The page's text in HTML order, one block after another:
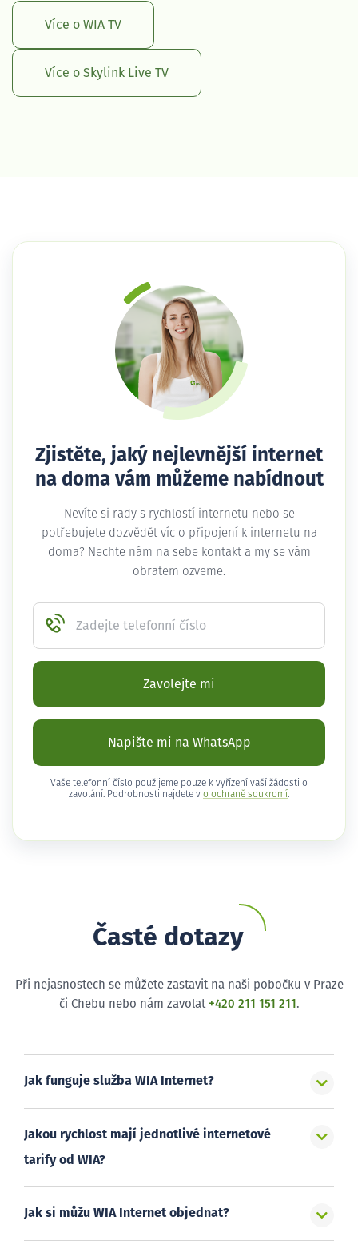
Více o WIA TV
Více o Skylink Live TV
Zjistěte, jaký nejlevnější internet
na doma vám můžeme nabídnout
Nevíte si rady s rychlostí internetu nebo se
potřebujete dozvědět víc o připojení k internetu na
doma? Nechte nám na sebe kontakt a my se vám
obratem ozveme.
Zadejte telefonní číslo
Zavolejte mi
Napište mi na WhatsApp
Vaše telefonní číslo použijeme pouze k vyřízení vaší žádosti o
zavolání. Podrobnosti najdete v o ochraně soukromí .
Časté dotazy
Při nejasnostech se můžete zastavit na naši pobočku v Praze
či Chebu nebo nám zavolat +420 211 151 211 .
Jak funguje služba WIA Internet?
Jakou rychlost mají jednotlivé internetové
tarify od WIA?
Jak si můžu WIA Internet objednat?